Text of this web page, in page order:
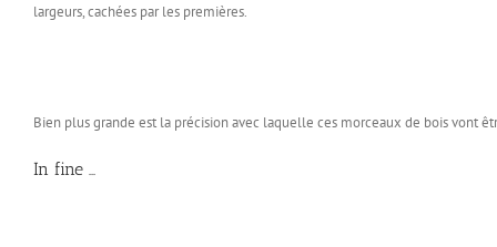
largeurs, cachées par les premières.
Bien plus grande est la précision avec laquelle ces morceaux de bois vont
In fine …